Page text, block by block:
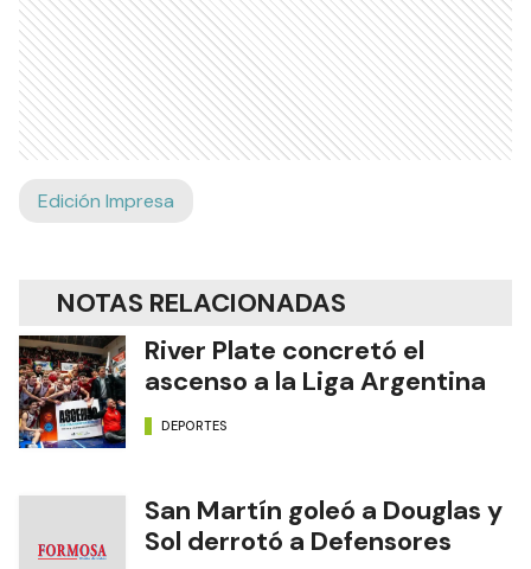
Edición Impresa
NOTAS RELACIONADAS
River Plate concretó el
ascenso a la Liga Argentina
DEPORTES
San Martín goleó a Douglas y
Sol derrotó a Defensores